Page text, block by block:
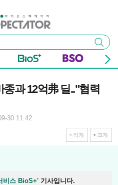
이터
검색
과 12억弗 딜.."협력
30 11:42
작게 크게
비스 BioS+' 기사입니다.